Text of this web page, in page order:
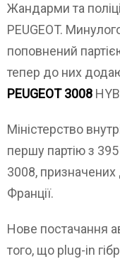
Жандарми та
PEUGEOT.
поповнений
тепер до них
PEUGEOT 3008
Міністерство
першу партію з 395
3008, призначених
Франції.
Нове постачання
того, що plug-in